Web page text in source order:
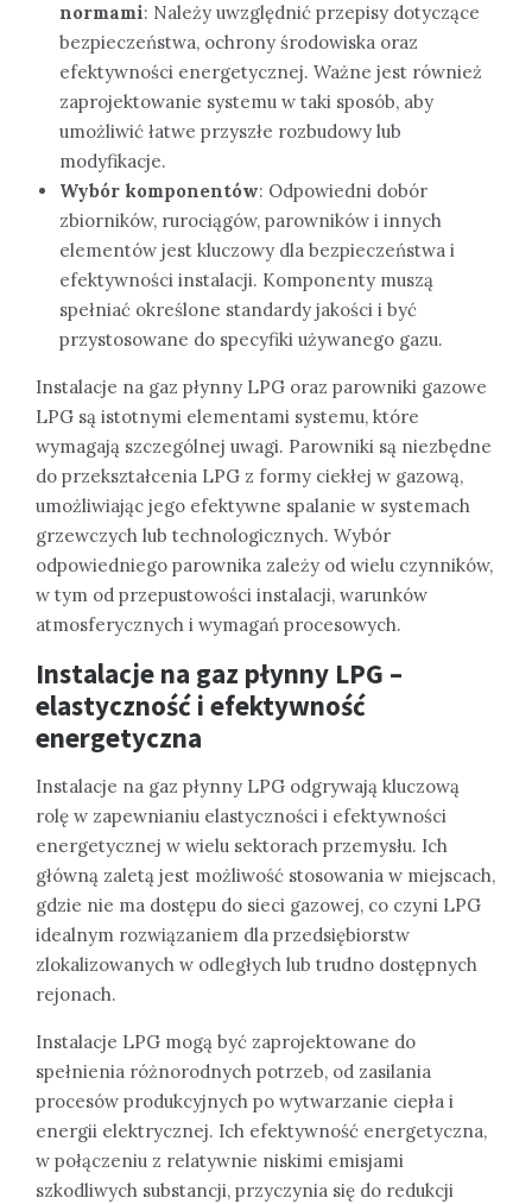
normami: Należy uwzględnić przepisy dotyczące
bezpieczeństwa, ochrony środowiska oraz
efektywności energetycznej. Ważne jest również
zaprojektowanie systemu w taki sposób, aby
umożliwić łatwe przyszłe rozbudowy lub
modyfikacje.
Wybór komponentów: Odpowiedni dobór
zbiorników, rurociągów, parowników i innych
elementów jest kluczowy dla bezpieczeństwa i
efektywności instalacji. Komponenty muszą
spełniać określone standardy jakości i być
przystosowane do specyfiki używanego gazu.
Instalacje na gaz płynny LPG oraz parowniki gazowe
LPG są istotnymi elementami systemu, które
wymagają szczególnej uwagi. Parowniki są niezbędne
do przekształcenia LPG z formy ciekłej w gazową,
umożliwiając jego efektywne spalanie w systemach
grzewczych lub technologicznych. Wybór
odpowiedniego parownika zależy od wielu czynników,
w tym od przepustowości instalacji, warunków
atmosferycznych i wymagań procesowych.
Instalacje na gaz płynny LPG –
elastyczność i efektywność
energetyczna
Instalacje na gaz płynny LPG odgrywają kluczową
rolę w zapewnianiu elastyczności i efektywności
energetycznej w wielu sektorach przemysłu. Ich
główną zaletą jest możliwość stosowania w miejscach,
gdzie nie ma dostępu do sieci gazowej, co czyni LPG
idealnym rozwiązaniem dla przedsiębiorstw
zlokalizowanych w odległych lub trudno dostępnych
rejonach.
Instalacje LPG mogą być zaprojektowane do
spełnienia różnorodnych potrzeb, od zasilania
procesów produkcyjnych po wytwarzanie ciepła i
energii elektrycznej. Ich efektywność energetyczna,
w połączeniu z relatywnie niskimi emisjami
szkodliwych substancji, przyczynia się do redukcji